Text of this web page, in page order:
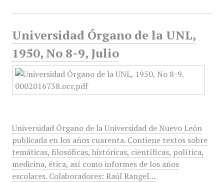
Universidad Órgano de la UNL,
1950, No 8-9, Julio
Universidad Órgano de la Universidad de Nuevo León
publicada en los años cuarenta. Contiene textos sobre
temáticas, filosóficas, históricas, científicas, política,
medicina, ética, así como informes de los años
escolares. Colaboradores: Raúl Rangel…